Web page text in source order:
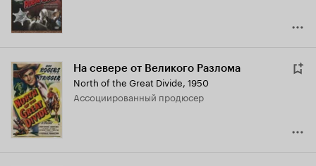
На севере от Великого Разлома
North of the Great Divide, 1950
ассоциированный продюсер